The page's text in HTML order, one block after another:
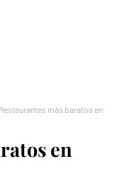
Restaurantes más baratos en
en